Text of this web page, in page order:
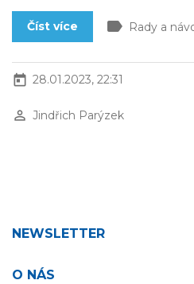
Číst více label Rady a
today 28.01.2023, 22:31
perm_identity Jindřich Parýzek
NEWSLETTER
O NÁS